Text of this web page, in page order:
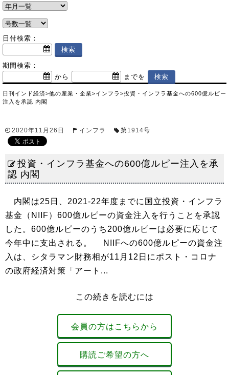
日付検索：
期間検索：
から
までを
日刊インド経済>他の産業・企業>インフラ >投資・インフラ基金への600億ルピー
注入を承認 内閣
2020年11月26日 インフラ 第1914号
投資・インフラ基金への600億ルピー注入を承
認 内閣
内閣は25日、2021-22年度までに国立投資・インフラ
基金（NIIF）600億ルピーの資金注入を行うことを承認
した。600億ルピーのうち200億ルピーは必要に応じて
今年中に支出される。 NIIFへの600億ルピーの資金注
入は、シタラマン財務相が11月12日にポスト・コロナ
の政府経済対策「アート...
この続きを読むには
会員の方はこちらから
購読ご希望の方へ